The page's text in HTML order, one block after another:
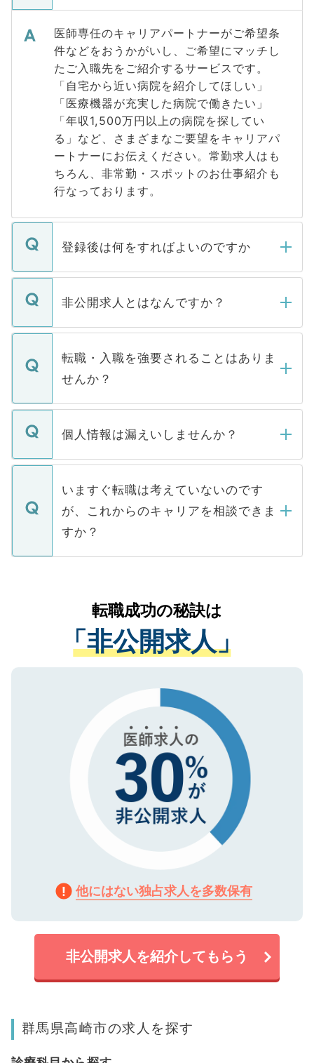
医師専任のキャリアパートナーがご希望条
件などをおうかがいし、ご希望にマッチし
たご入職先をご紹介するサービスです。
「自宅から近い病院を紹介してほしい」
「医療機器が充実した病院で働きたい」
「年収1,500万円以上の病院を探してい
る」など、さまざまなご要望をキャリアパ
ートナーにお伝えください。常勤求人はも
ちろん、非常勤・スポットのお仕事紹介も
行なっております。
登録後は何をすればよいのですか
ご登録いただきましたら、弊社担当者がご
登録内容を確認し、その後メールもしくは
ます。通常、5営業日以内にはご連絡をせて
いただきますので、しばらくお待ちくださ
非公開求人とはなんですか？
マイナビDOCTORで取り扱っている求人の
うち約3割は、Webサイトからご覧いただ
けない「非公開求人」です。非公開求人は
下記の理由によって、一般には公開してい
ません。
■応募殺到を避けるため 人気のある医療機
関を公にしてしまうと、応募が殺到する場
に、医療機関が求める条件に合った人材の
みを人材紹介会社に依頼するケースが増え
ています。
転職・入職を強要されることはありま
せんか？
転職・入職を強要することは一切ありませ
ん。また、仮に応募先から内定をいただい
定を承諾する必要はありません。内定先へ
の辞退の連絡はキャリアパートナーが行い
個人情報は漏えいしませんか？
個人情報が漏えいすることはありませんの
で、ご安心ください。当サイトからの登録
などで収集したご登録者様の個人情報は、
ご本人のキャリアアップおよび転職活動の
支援を目的に使用いたします。お預かりし
ているすべての個人データはご本人の許可
は、個人情報の取り扱いについての厳密な
管理基準を満たした事業者のみに付与され
る、プライバシーマークを取得済みです。
で、機密保持に関してもご安心ください。
いますぐ転職は考えていないのです
が、これからのキャリアを相談できま
すか？
かがいして、現在の医療機関の状況や紹介
経験をまじえながら、適切なアドバイスを
させていただきます。すぐにご転職をされ
ない方には、長期的なサポートが可能です
ので、まずはご登録ください。
転職成功の秘訣は
「非公開求人」
他にはない独占求人を多数保有
非公開求人を紹介してもらう
群馬県高崎市の求人を探す